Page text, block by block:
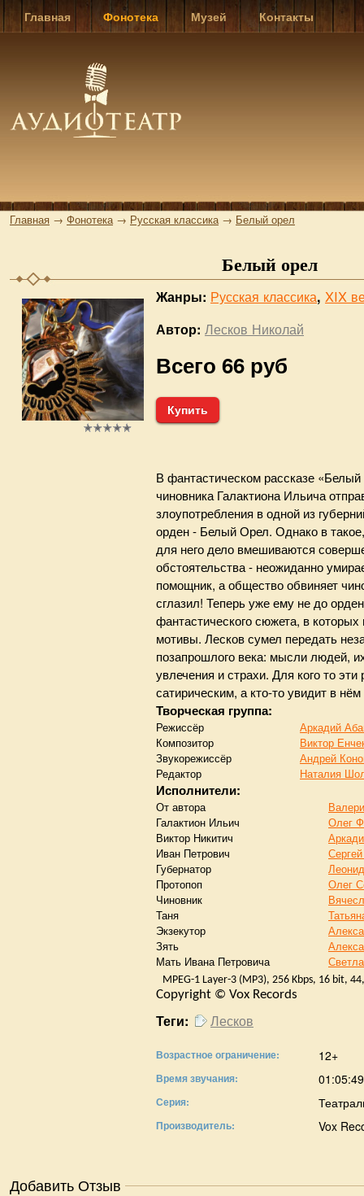
Главная Фонотека Музей Контакты
Главная → Фонотека→ Русская классика→ Белый орел
Белый орел
Жанры: Русская классика, XIX
Автор: Лесков Николай
Всего 66 руб
Купить
В фантастическом рассказе
чиновника Галактиона Ильича
злоупотребления в одной из
орден - Белый Орел. Однако в
для него дело вмешиваются
обстоятельства - неожиданно
помощник, а общество обвиняет
сглазил! Теперь уже ему не до
фантастического сюжета, в
мотивы. Лесков сумел передать
позапрошлого века: мысли людей,
увлечения и страхи. Для кого то
сатирическим, а кто-то увидит в
Творческая группа:
Режиссёр
Аркадий
Композитор
Виктор
Звукорежиссёр
Андрей
Редактор
Наталия
Исполнители:
От автора
Галактион Ильич
Олег
Виктор Никитич
Иван Петрович
Губернатор
Протопоп
Олег
Чиновник
Таня
Экзекутор
Зять
Мать Ивана Петровича
MPEG-1 Layer-3 (MP3), 256 Kbps, 16 bit,
Copyright © Vox Records
Теги: Лесков
Возрастное ограничение: 12+
Время звучания: 01:05:49
Серия:
Производитель: Vox
Добавить Отзыв